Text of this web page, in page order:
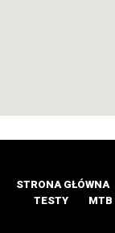
STRONA GŁÓWNA
TESTY
MTB